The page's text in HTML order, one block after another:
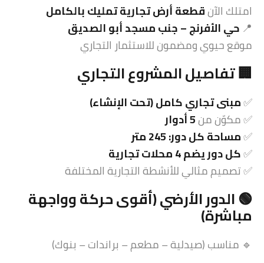
امتلك الآنقطعة أرض تجارية تمليك بالكامل
📍 حي الأفرنج – جنب مسجد أبو الصديق
موقع حيوي ومضمون للاستثمار التجاري
🏢 تفاصيل المشروع التجاري
✅مبنى تجاري كامل (تحت الإنشاء)
✅ مكوّن من5 أدوار
✅مساحة كل دور: 245 متر
✅كل دور يضم 4 محلات تجارية
✅ تصميم مثالي للأنشطة التجارية المختلفة
🟢 الدور الأرضي (أقوى حركة وواجهة
مباشرة)
🔹 مناسب (صيدلية – مطعم – براندات – بنوك)